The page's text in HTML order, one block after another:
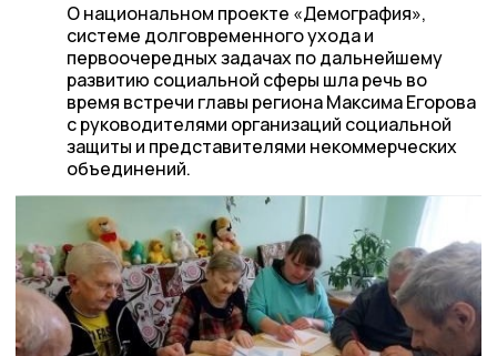
О национальном проекте «Демография»,
системе долговременного ухода и
первоочередных задачах по дальнейшему
развитию социальной сферы шла речь во
время встречи главы региона Максима Егорова
с руководителями организаций социальной
защиты и представителями некоммерческих
объединений.